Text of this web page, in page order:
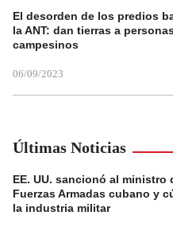
El desorden de los predios
la ANT: dan tierras a
campesinos
06/09/2023
Últimas Noticias
EE. UU. sancionó al ministro
Fuerzas Armadas cubano y
la industria militar